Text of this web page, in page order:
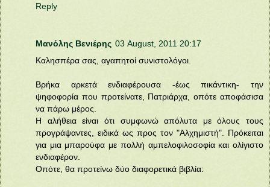
Reply
Μανόλης Βενιέρης 03 August, 2011 20:17
Καλησπέρα σας, αγαπητοί συνιστολόγοι.
Βρήκα αρκετά ενδιαφέρουσα -έως πικάντικη- την
ψηφοφορία που προτείνατε, Πατριάρχα, οπότε αποφάσισα
να πάρω μέρος.
Η αλήθεια είναι ότι συμφωνώ απόλυτα με όλους τους
προγράψαντες, ειδικά ως προς τον "Αλχημιστή". Πρόκειται
για μια μπαρούφα με πολλή αμπελοφιλοσοφία και ολίγιστο
ενδιαφέρον.
Οπότε, θα προτείνω δύο διαφορετικά βιβλία: